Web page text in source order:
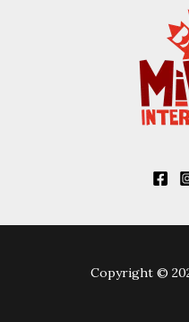
Copyright ©